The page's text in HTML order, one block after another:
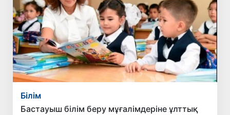
Білім
Бастауыш білім беру мұғалімдеріне ұлттық